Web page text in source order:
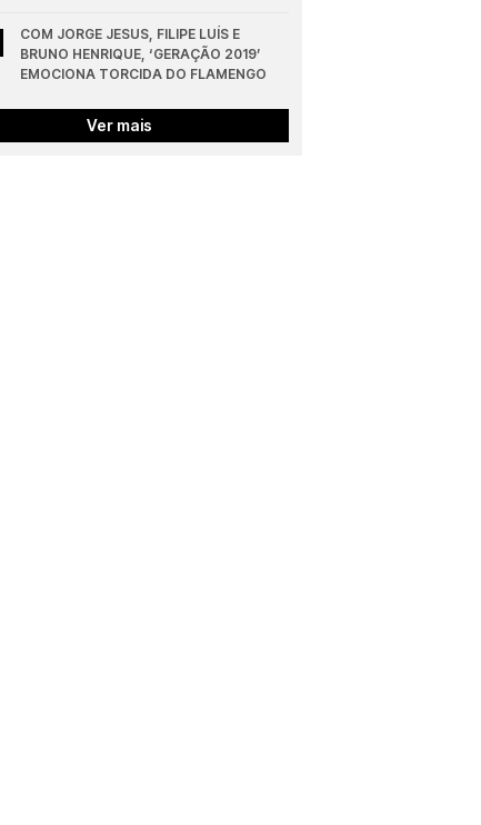
COM JORGE JESUS, FILIPE LUÍS E
BRUNO HENRIQUE, ‘GERAÇÃO 2019’
EMOCIONA TORCIDA DO FLAMENGO
Ver mais